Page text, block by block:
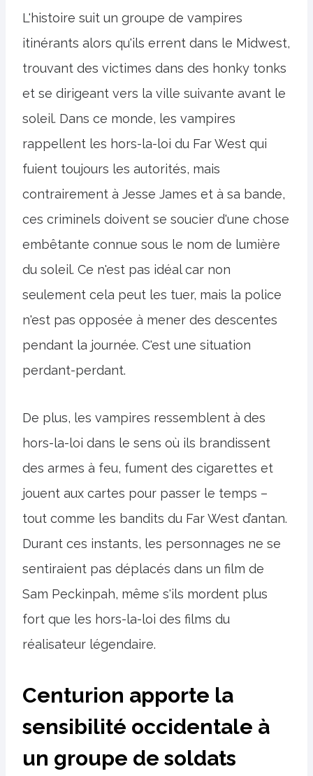
L'histoire suit un groupe de vampires
itinérants alors qu'ils errent dans le Midwest,
trouvant des victimes dans des honky tonks
et se dirigeant vers la ville suivante avant le
soleil. Dans ce monde, les vampires
rappellent les hors-la-loi du Far West qui
fuient toujours les autorités, mais
contrairement à Jesse James et à sa bande,
ces criminels doivent se soucier d'une chose
embêtante connue sous le nom de lumière
du soleil. Ce n'est pas idéal car non
seulement cela peut les tuer, mais la police
n'est pas opposée à mener des descentes
pendant la journée. C'est une situation
perdant-perdant.
De plus, les vampires ressemblent à des
hors-la-loi dans le sens où ils brandissent
des armes à feu, fument des cigarettes et
jouent aux cartes pour passer le temps –
tout comme les bandits du Far West d’antan.
Durant ces instants, les personnages ne se
sentiraient pas déplacés dans un film de
Sam Peckinpah, même s'ils mordent plus
fort que les hors-la-loi des films du
réalisateur légendaire.
Centurion apporte la
sensibilité occidentale à
un groupe de soldats